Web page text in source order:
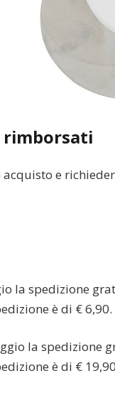
rimborsati
e
la spedizione
è di € 6,90.
la spedizione
è di €